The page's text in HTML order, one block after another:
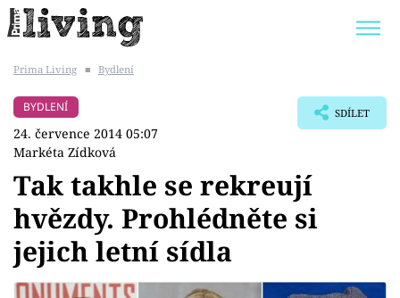
BYDLENÍ SLAVNÝCH
Témata
Bydlení
Prima Living ■ Bydlení
BYDLENÍ
24. července 2014 05:07
Markéta Zídková
SDÍLET
Tak takhle se rekreují
hvězdy. Prohlédněte si
jejich letní sídla